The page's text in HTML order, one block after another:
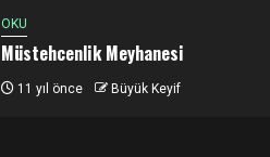
OKU
Müstehcenlik Meyhanesi
11 yıl önce Büyük Keyif